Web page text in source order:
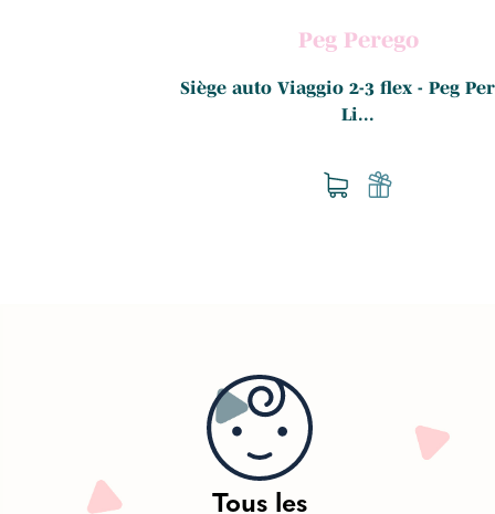
Peg Perego
Siège auto Viaggio 2-3 flex - Peg
Li...
Tous les